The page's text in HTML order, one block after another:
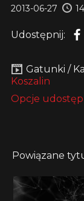
2013-06-27
Udostępnij:
Gatunki /
Koszalin
Opcje
Powiązane